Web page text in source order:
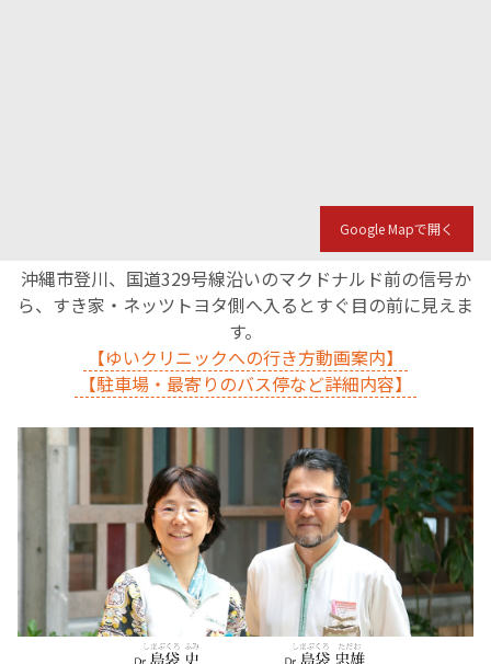
Google Mapで開く
沖縄市登川、国道329号線沿いのマクドナルド前の信号か
ら、すき家・ネッツトヨタ側へ入るとすぐ目の前に見えま
す。
【ゆいクリニックへの行き方動画案内】
【駐車場・最寄りのバス停など詳細内容】